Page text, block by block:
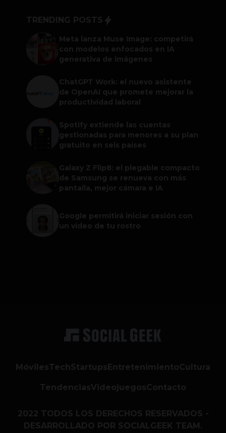
TRENDING POSTS
Meta lanza Muse Image: competirá
con modelos enfocados en IA
generativa de imágenes
ChatGPT Work: el nuevo asistente
de OpenAI que promete mejorar la
productividad laboral
Spotify extiende las cuentas
gestionadas para menores a su plan
gratuito en seis países
Galaxy Z Flip8: el plegable compacto
de Samsung se renueva con más
pantalla, mejor cámara e IA
Google permitirá iniciar sesión con
un video de tu rostro